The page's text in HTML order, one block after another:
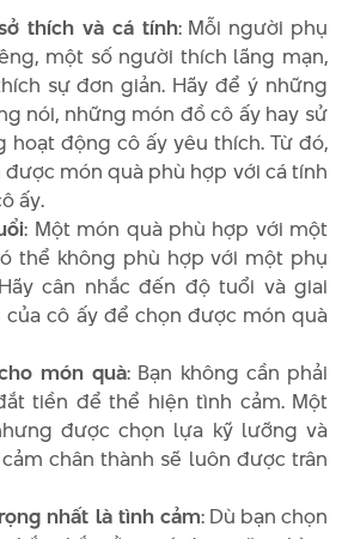
thích và cá tính: Mỗi người phụ
một số người thích lãng mạn,
sự đơn giản. Hãy để ý những
nói, những món đồ cô ấy hay sử
hoạt động cô ấy yêu thích. Từ đó,
món quà phù hợp với cá tính
ấy.
: Một món quà phù hợp với một
thể không phù hợp với một phụ
cân nhắc đến độ tuổi và giai
cô ấy để chọn được món quà
món quà: Bạn không cần phải
tiền để thể hiện tình cảm. Một
được chọn lựa kỹ lưỡng và
chân thành sẽ luôn được trân
nhất là tình cảm: Dù bạn chọn